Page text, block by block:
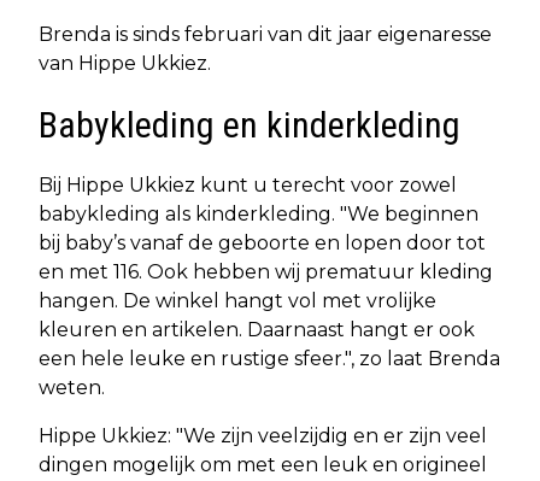
Brenda is sinds februari van dit jaar eigenaresse
van Hippe Ukkiez.
Babykleding en kinderkleding
Bij Hippe Ukkiez kunt u terecht voor zowel
babykleding als kinderkleding. "We beginnen
bij baby’s vanaf de geboorte en lopen door tot
en met 116. Ook hebben wij prematuur kleding
hangen. De winkel hangt vol met vrolijke
kleuren en artikelen. Daarnaast hangt er ook
een hele leuke en rustige sfeer.", zo laat Brenda
weten.
Hippe Ukkiez: "We zijn veelzijdig en er zijn veel
dingen mogelijk om met een leuk en origineel